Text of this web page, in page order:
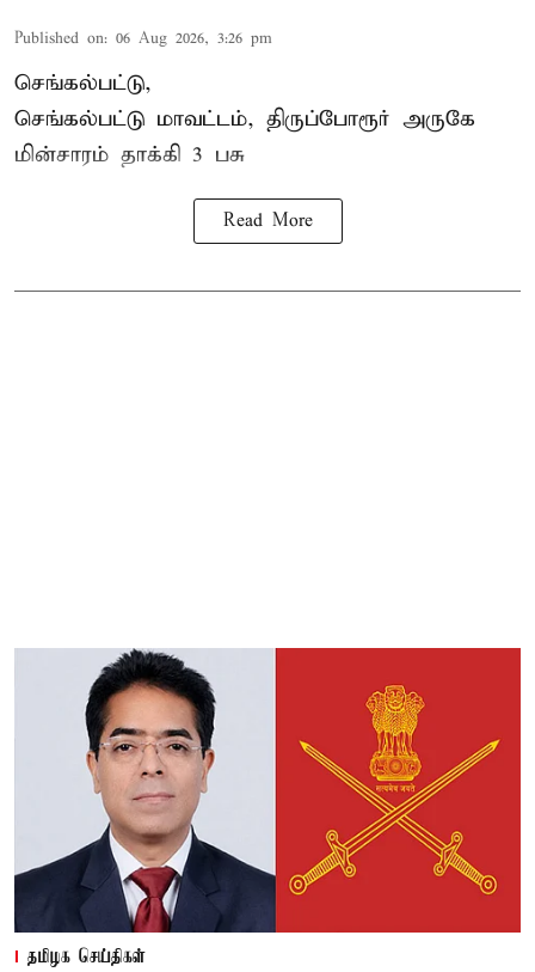
Published on: 06 Aug 2026, 3:26 pm
செங்கல்பட்டு,
செங்கல்பட்டு மாவட்டம், திருப்போரூர் அருகே
மின்சாரம் தாக்கி 3 பசு
Read More
தமிழக செய்திகள்